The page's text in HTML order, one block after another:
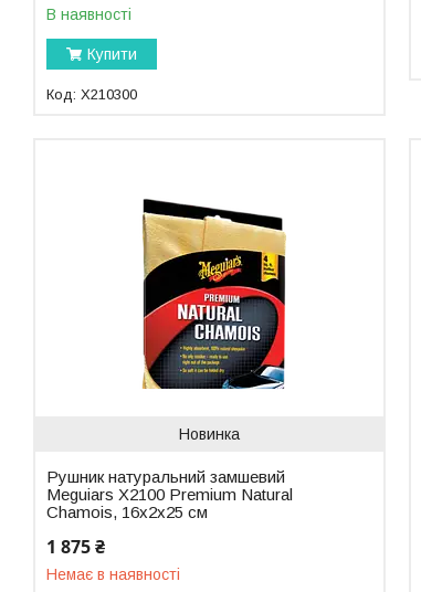
В наявності
Купити
X210300
Новинка
Рушник натуральний замшевий
Meguiars X2100 Premium Natural
Chamois, 16x2x25 см
1 875 ₴
Немає в наявності